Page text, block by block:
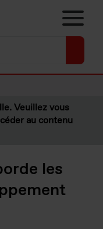
Veuillez vous
au contenu
les